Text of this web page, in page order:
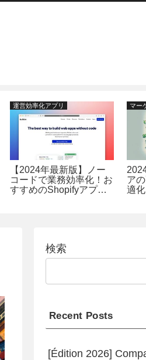
運営効率化アプリ
【2024年最新版】ノー
コードで業務効率化！お
すすめのShopifyアプリ
マー
ア
適
検索
Recent Posts
[Édition 2026]